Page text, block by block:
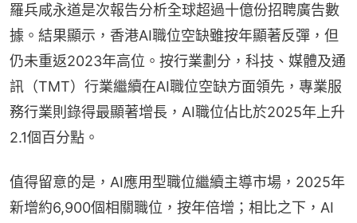
羅兵咸永道是次報告分析全球超過十億份招聘廣告數
據。結果顯示，香港AI職位空缺雖按年顯著反彈，但
仍未重返2023年高位。按行業劃分，科技、媒體及通
訊（TMT）行業繼續在AI職位空缺方面領先，專業服
務行業則錄得最顯著增長，AI職位佔比於2025年上升
2.1個百分點。
值得留意的是，AI應用型職位繼續主導市場，2025年
新增約6,900個相關職位，按年倍增；相比之下，AI